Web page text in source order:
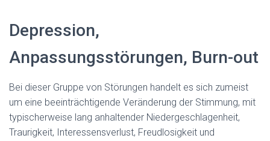
Depression,
Anpassungsstörungen, Burn-out
Bei dieser Gruppe von Störungen handelt es sich zumeist
um eine beeinträchtigende Veränderung der Stimmung, mit
typischerweise lang anhaltender Niedergeschlagenheit,
Traurigkeit, Interessensverlust, Freudlosigkeit und